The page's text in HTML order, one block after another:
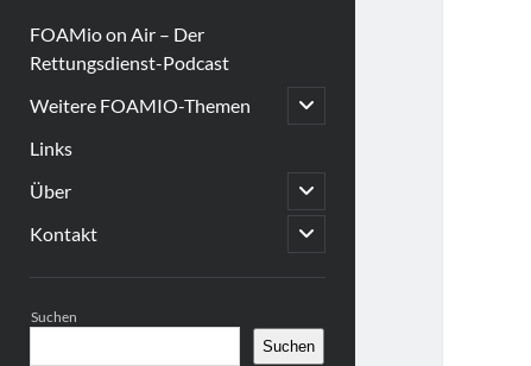
FOAMio on Air – Der
Rettungsdienst-Podcast
Weitere FOAMIO-Themen
open
child
Links
Über
open
child
menu
Kontakt
open
child
Suchen
Suchen